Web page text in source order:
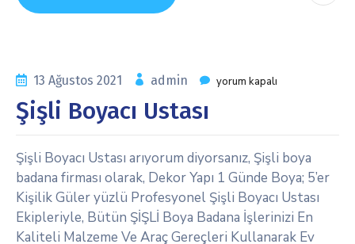
13 Ağustos 2021 admin yorum kapalı
Şişli Boyacı Ustası
Şişli Boyacı Ustası arıyorum diyorsanız, Şişli boya
badana firması olarak, Dekor Yapı 1 Günde Boya; 5’er
Kişilik Güler yüzlü Profesyonel Şişli Boyacı Ustası
Ekipleriyle, Bütün ŞİŞLİ Boya Badana İşlerinizi En
Kaliteli Malzeme Ve Araç Gereçleri Kullanarak Ev